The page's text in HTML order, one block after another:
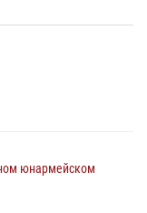
юнармейском